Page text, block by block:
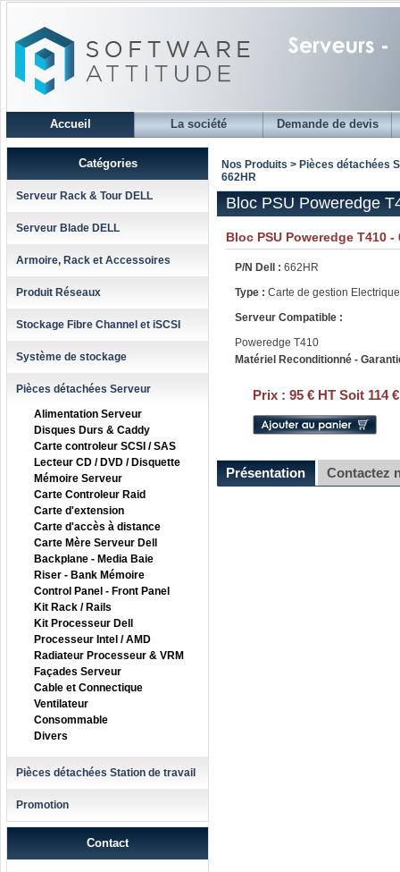
Accueil La société Demande de devis
Catégories
Serveur Rack & Tour DELL
Serveur Blade DELL
Armoire, Rack et Accessoires
Produit Réseaux
Stockage Fibre Channel et iSCSI
Système de stockage
Pièces détachées Serveur
Alimentation Serveur
Disques Durs & Caddy
Carte controleur SCSI / SAS
Lecteur CD / DVD / Disquette
Mémoire Serveur
Carte Controleur Raid
Carte d'extension
Carte d'accès à distance
Carte Mère Serveur Dell
Backplane - Media Baie
Riser - Bank Mémoire
Control Panel - Front Panel
Kit Rack / Rails
Kit Processeur Dell
Processeur Intel / AMD
Radiateur Processeur & VRM
Façades Serveur
Cable et Connectique
Ventilateur
Consommable
Divers
Pièces détachées Station de travail
Promotion
Contact
Nos Produits > Pièces détachées
662HR
Bloc PSU Poweredge
Bloc PSU Poweredge T410 -
P/N Dell : 662HR
Type : Carte de gestion
Serveur Compatible :
Poweredge T410
Matériel Reconditionné -
Prix : 95 € HT Soit 114
Présentation Contactez